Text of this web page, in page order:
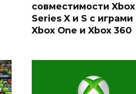
совместимости Xbox
Series X и S с играми
Xbox One и Xbox 360